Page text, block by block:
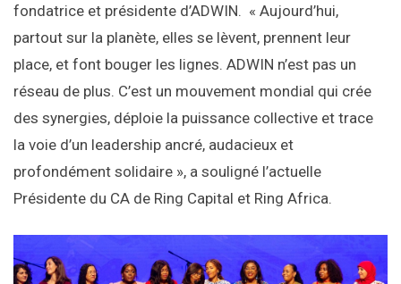
fondatrice et présidente d’ADWIN. « Aujourd’hui,
partout sur la planète, elles se lèvent, prennent leur
place, et font bouger les lignes. ADWIN n’est pas un
réseau de plus. C’est un mouvement mondial qui crée
des synergies, déploie la puissance collective et trace
la voie d’un leadership ancré, audacieux et
profondément solidaire », a souligné l’actuelle
Présidente du CA de Ring Capital et Ring Africa.